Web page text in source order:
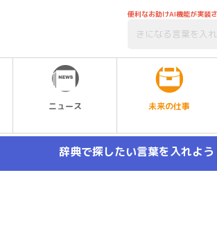
便利なお助けAI機能が実装
ニュース 未来の仕事
辞典で探したい言葉を入れよう